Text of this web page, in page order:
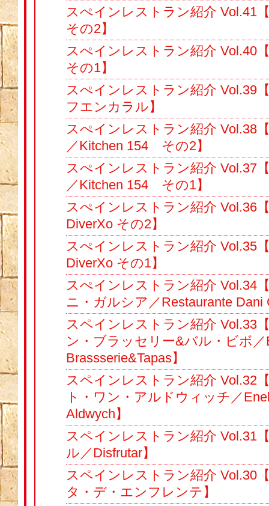
スぺインレストラン紹介 Vol.41
その2】
スぺインレストラン紹介 Vol.40
その1】
スぺインレストラン紹介 Vol.39
フエンカラル】
スぺインレストラン紹介 Vol.38
／Kitchen 154 その2】
スぺインレストラン紹介 Vol.37
／Kitchen 154 その1】
スぺインレストラン紹介 Vol.36
DiverXo その2】
スぺインレストラン紹介 Vol.35
DiverXo その1】
スぺインレストラン紹介 Vol.34
ニ・ガルシア／Restaurante Dani
スペインレストラン紹介 Vol.33
ン・ブラッセリー&バル・ビボ／
Brassserie&Tapas】
スペインレストラン紹介 Vol.32
ト・ワン・アルドウィッチ／
Aldwych】
スペインレストラン紹介 Vol.31
ル／Disfrutar】
スペインレストラン紹介 Vol.30
タ・デ・エンフレンテ】